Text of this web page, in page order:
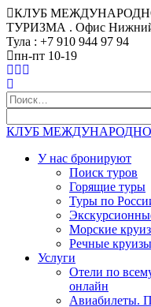
КЛУБ
ТУРИЗМА . Офис Нижний
Тула : +7 910 944 97 94
пн-пт 10-19
Найти:
КЛУБ
У нас бронируют
Поиск туров
Горящие туры
Туры по
Морские
Речные круизы
Услуги
Отели по
онлайн
Авиабилеты.